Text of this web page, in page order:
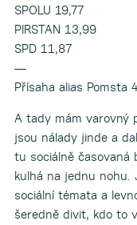
SPOLU 19,77
PIRSTAN 13,99
SPD 11,87
—
Přísaha alias Pomsta
A tady mám varovný
jsou nálady jinde a
tu sociálně časovaná
kulhá na jednu nohu.
sociální témata a
šeredně divit, kdo to